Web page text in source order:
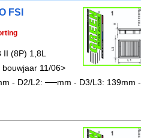
FSI
(8P) 1,8L
11/06>
- D2/L2: ──mm - D3/L3: 139mm -